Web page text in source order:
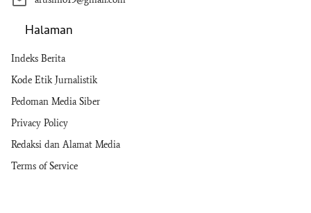
Halaman
Indeks Berita
Kode Etik Jurnalistik
Pedoman Media Siber
Privacy Policy
Redaksi dan Alamat Media
Terms of Service